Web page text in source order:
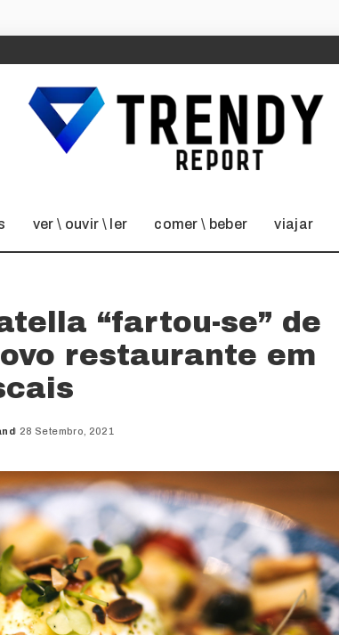
ver \ ouvir \ ler comer \ beber viajar
“fartou-se” de
restaurante em
28 Setembro, 2021